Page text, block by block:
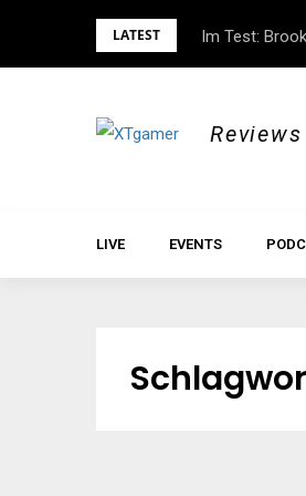
LATEST Im Test:
DOK.fest
LIVE EVENTS